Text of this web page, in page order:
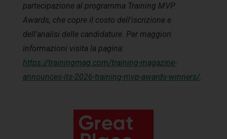
partecipazione al programma Training MVP
Awards, che copre il costo dell'iscrizione e
dell'analisi delle candidature. Per maggiori
informazioni visita la pagina:
https://trainingmag.com/training-magazine-
announces-its-2026-training-mvp-awards-winners/.